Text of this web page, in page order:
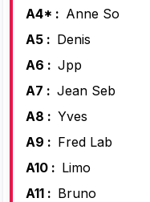
A4* : Anne So
A5 : Denis
A6 : Jpp
A7 : Jean Seb
A8 : Yves
A9 : Fred Lab
A10 : Limo
A11 : Bruno